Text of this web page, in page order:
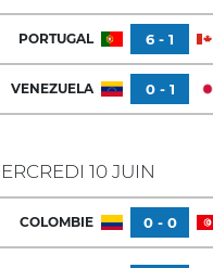
PORTUGAL 6 - 1
VENEZUELA 0 - 1
10 JUIN
COLOMBIE 0 - 0